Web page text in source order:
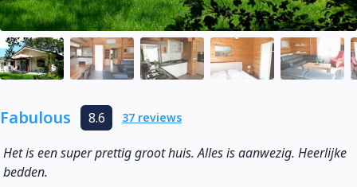
Fabulous 8.6 37 reviews
Het is een super prettig groot huis. Alles is aanwezig. Heerlijke
bedden.